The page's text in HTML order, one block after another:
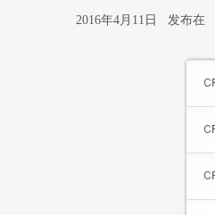
2016年4月11日 发布在